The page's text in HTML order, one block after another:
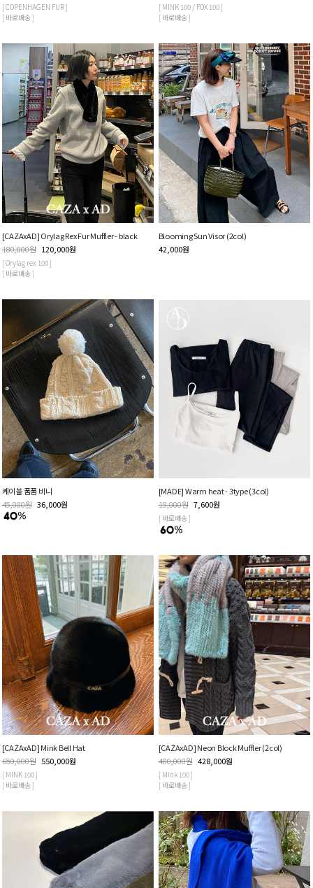
[ COPENHAGEN FUR ]
[ 바로배송 ]
[ MINK 100 / FOX 100 ]
[ 바로배송 ]
[CAZAxAD] Orylag Rex Fur Muffler - black
180,000원 120,000원
[ Orylag rex 100 ]
[ 바로배송 ]
Blooming Sun Visor (2col)
42,000원
케이블 폼폼 비니
45,000원 36,000원
[MADE] Warm heat - 3type (3col)
19,000원 7,600원
[ 바로배송 ]
[CAZAxAD] Mink Bell Hat
650,000원 550,000원
[ MINK 100 ]
[ 바로배송 ]
[CAZAxAD] Neon Block Muffler (2col)
480,000원 428,000원
[ Mink 100 ]
[ 바로배송 ]